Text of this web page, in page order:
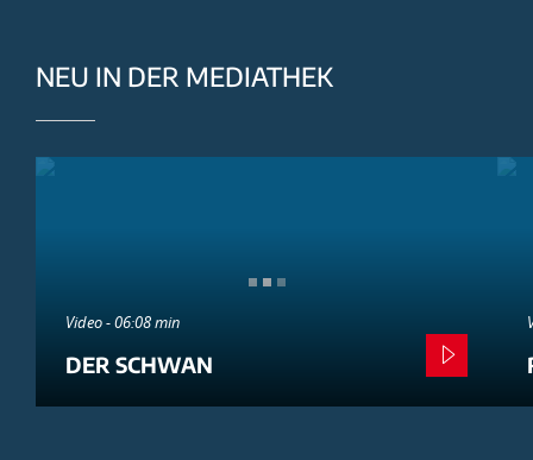
NEU IN DER MEDIATHEK
Video - 06:08 min
DER SCHWAN